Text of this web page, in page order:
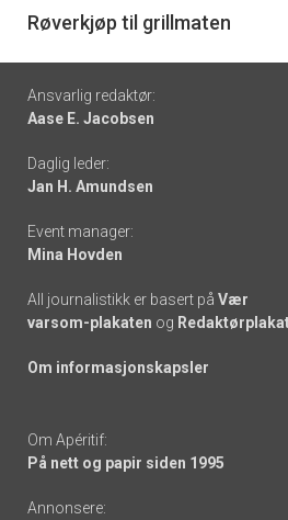
6
Røverkjøp til grillmaten
Footer
-
links
Ansvarlig redaktør:
Aase E. Jacobsen
Daglig leder:
Jan H. Amundsen
Event manager:
Mina Hovden
All journalistikk er basert på Vær
varsom-plakaten og
Om informasjonskapsler
Om Apéritif:
På nett og papir siden 1995
Annonsere: